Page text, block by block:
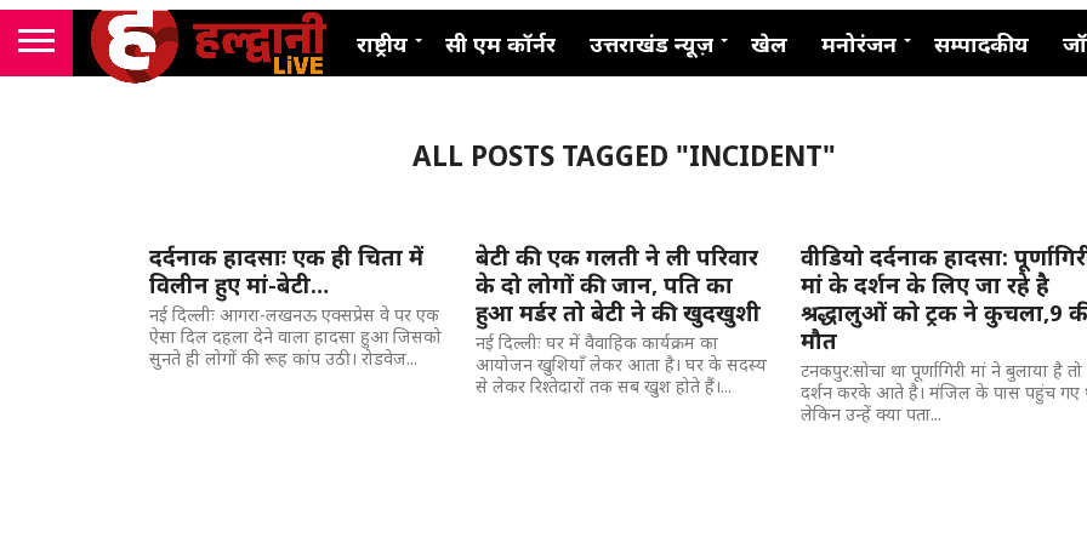
राष्ट्रीय सी एम कॉर्नर उत्तराखंड न्यूज़ खेल मनोरंजन सम्पादकीय
ALL POSTS TAGGED "INCIDENT"
दर्दनाक हादसाः एक ही चिता में
विलीन हुए मां-बेटी…
नई दिल्लीः आगरा-लखनऊ एक्सप्रेस वे पर एक
ऐसा दिल दहला देने वाला हादसा हुआ जिसको
सुनते ही लोगों की रूह कांप उठी। रोडवेज...
बेटी की एक गलती ने ली परिवार
के दो लोगों की जान, पति का
हुआ मर्डर तो बेटी ने की खुदखुशी
नई दिल्लीः घर में वैवाहिक कार्यक्रम का
आयोजन खुशियाँ लेकर आता है। घर के सदस्य
से लेकर रिश्तेदारों तक सब खुश होते हैं।...
वीडियो दर्दनाक हादसा:
मां के दर्शन के लिए जा रहे है
श्रद्धालुओं को ट्रक ने कुचला,9
मौत
टनकपुर:सोचा था पूर्णागिरी मां ने बुलाया है तो
दर्शन करके आते है। मंजिल के पास पहुंच गए
लेकिन उन्हें क्या पता...